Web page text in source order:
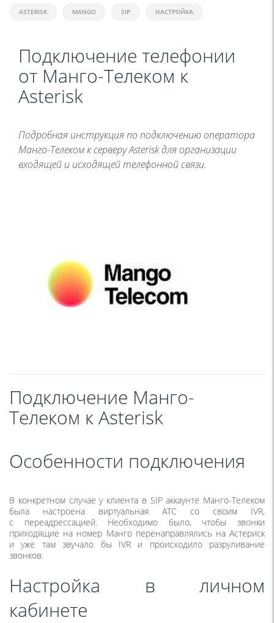
ASTERISK MANGO SIP НАСТРОЙКА
Подключение телефонии
от Манго-Телеком к
Asterisk
Подробная инструкция по подключению оператора
Манго-Телеком к серверу Asterisk для организации
входящей и исходящей телефонной связи.
Подключение Манго-
Телеком к Asterisk
Особенности подключения
В конкретном случае у клиента в SIP аккаунте Манго-Телеком
была настроена виртуальная АТС со своим IVR,
с переадрессацией. Необходимо было, чтобы звонки
приходящие на номер Манго перенаправлялись на Астериск
и уже там звучало бы IVR и происходило разруливание
звонков.
Настройка в личном
кабинете